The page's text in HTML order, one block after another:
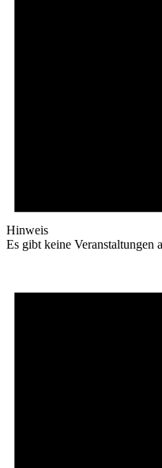
Hinweis
Es gibt keine Veranstaltungen